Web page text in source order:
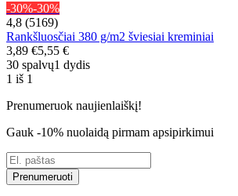
-30%-30%
4,8 (5169)
Rankšluosčiai 380 g/m2 šviesiai kreminiai
3,89 €5,55 €
30 spalvų1 dydis
1 iš 1
Prenumeruok naujienlaiškį!
Gauk -10% nuolaidą pirmam apsipirkimui
Prenumeruoti